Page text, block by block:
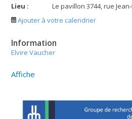
Lieu :
Le pavillon 3744, rue
Ajouter à votre calendrier
Information
Elvire Vaucher
Affiche